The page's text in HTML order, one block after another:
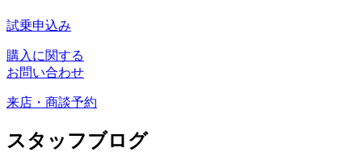
試乗申込み
購入に関する
お問い合わせ
来店・商談予約
スタッフブログ